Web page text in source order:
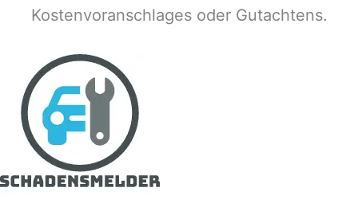
Kostenvoranschlages oder Gutachtens.